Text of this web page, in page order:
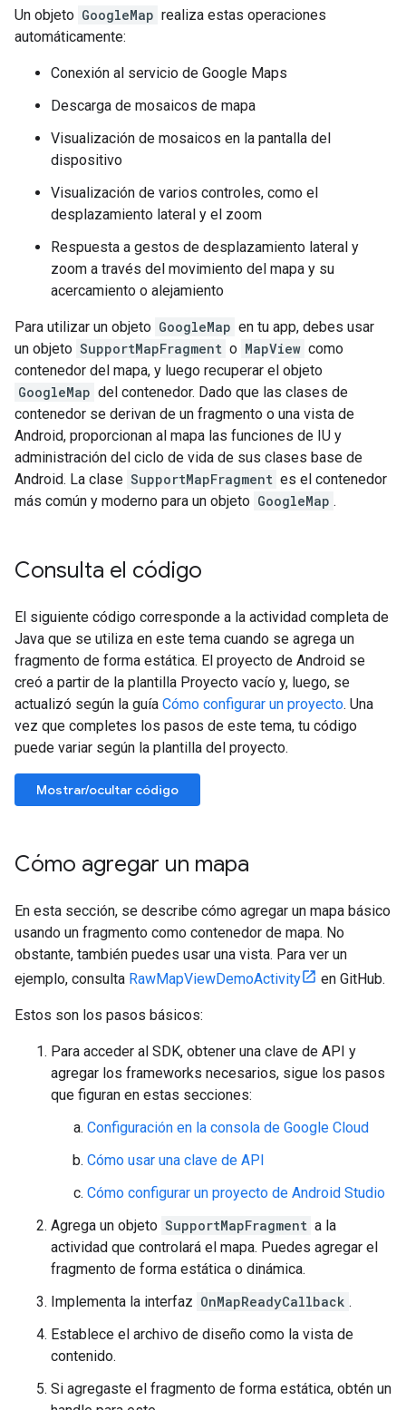
Un objeto GoogleMap realiza estas operaciones
automáticamente:
Conexión al servicio de Google Maps
Descarga de mosaicos de mapa
Visualización de mosaicos en la pantalla del
dispositivo
Visualización de varios controles, como el
desplazamiento lateral y el zoom
Respuesta a gestos de desplazamiento lateral y
zoom a través del movimiento del mapa y su
acercamiento o alejamiento
Para utilizar un objeto GoogleMap en tu app, debes usar
un objeto SupportMapFragment o MapView como
contenedor del mapa, y luego recuperar el objeto
GoogleMap del contenedor. Dado que las clases de
contenedor se derivan de un fragmento o una vista de
Android, proporcionan al mapa las funciones de IU y
administración del ciclo de vida de sus clases base de
Android. La clase SupportMapFragment es el contenedor
más común y moderno para un objeto GoogleMap .
Consulta el código
El siguiente código corresponde a la actividad completa de
Java que se utiliza en este tema cuando se agrega un
fragmento de forma estática. El proyecto de Android se
creó a partir de la plantilla Proyecto vacío y, luego, se
actualizó según la guía Cómo configurar un proyecto. Una
vez que completes los pasos de este tema, tu código
puede variar según la plantilla del proyecto.
Mostrar/ocultar código
Cómo agregar un mapa
En esta sección, se describe cómo agregar un mapa básico
usando un fragmento como contenedor de mapa. No
obstante, también puedes usar una vista. Para ver un
ejemplo, consulta RawMapViewDemoActivity en GitHub.
Estos son los pasos básicos:
Para acceder al SDK, obtener una clave de API y
agregar los frameworks necesarios, sigue los pasos
que figuran en estas secciones:
Configuración en la consola de Google Cloud
Cómo usar una clave de API
Cómo configurar un proyecto de Android Studio
Agrega un objeto SupportMapFragment a la
actividad que controlará el mapa. Puedes agregar el
fragmento de forma estática o dinámica.
Implementa la interfaz OnMapReadyCallback .
Establece el archivo de diseño como la vista de
contenido.
Si agregaste el fragmento de forma estática, obtén un